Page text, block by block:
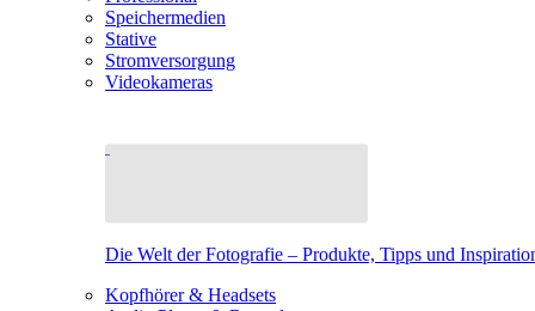
Speichermedien
Stative
Stromversorgung
Videokameras
Die Welt der Fotografie – Produkte, Tipps und
Kopfhörer & Headsets